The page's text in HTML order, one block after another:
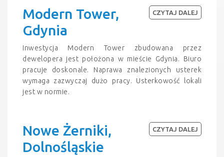
Modern Tower,
Gdynia
Inwestycja Modern Tower zbudowana przez
dewelopera jest położona w mieście Gdynia. Biuro
pracuje doskonale. Naprawa znalezionych usterek
wymaga zazwyczaj dużo pracy. Usterkowość lokali
jest w normie.
CZYTAJ DALEJ
Nowe Żerniki,
Dolnośląskie
CZYTAJ DALEJ